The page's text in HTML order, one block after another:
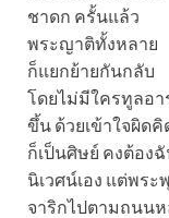
ชาดก ครั้นแล้ว
พระญาติทั้งหลาย
ก็แยกย้ายกันกลับ
โดยไม่มีใครทูลอา
ขึ้น ด้วยเข้าใจผิด
ก็เป็นศิษย์ คงต้อง
นิเวศน์เอง แต่พร
จาริกไปตามถนนห